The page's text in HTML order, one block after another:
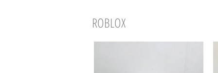
ROBLOX